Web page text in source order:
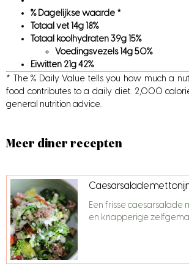
% Dagelijkse waarde *
Totaal vet14g18%
Totaal koolhydraten39g15%
Voedingsvezels14g50%
Eiwitten 21g42%
* The % Daily Value tells you how much a
food contributes to a daily diet. 2,000
general nutrition advice.
Meer diner recepten
Caesarsalade met
Een frisse caesarsalade
en knapperige